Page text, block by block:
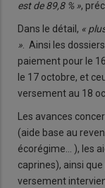
est de 89,8 % »,
Dans le détail, «
». Ainsi les
paiement pour le
le 17 octobre, et
versement au 18
Les avances
(aide base au
écorégime... ), les
caprines), ainsi que
versement